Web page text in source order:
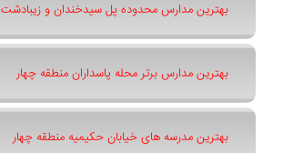
بهترین مدارس محدوده پل سیدخندان و زیبادشت
بهترین مدارس برتر محله پاسداران منطقه چهار
بهترین مدرسه های خیابان حکیمیه منطقه چهار